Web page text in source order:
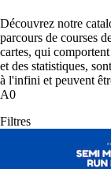
Découvrez notre
parcours de courses
cartes, qui
et des statistiques,
à l'infini et peuvent
A0
Filtres